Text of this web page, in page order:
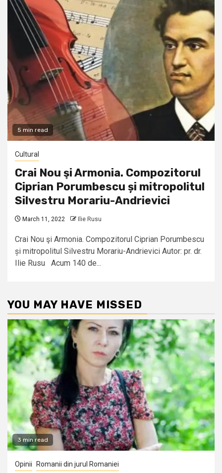
5 min read
Cultural
Crai Nou şi Armonia. Compozitorul
Ciprian Porumbescu și mitropolitul
Silvestru Morariu-Andrievici
March 11, 2022 Ilie Rusu
Crai Nou şi Armonia. Compozitorul Ciprian Porumbescu
și mitropolitul Silvestru Morariu-Andrievici Autor: pr. dr.
Ilie Rusu Acum 140 de...
YOU MAY HAVE MISSED
3 min read
Opinii Romanii din jurul Romaniei